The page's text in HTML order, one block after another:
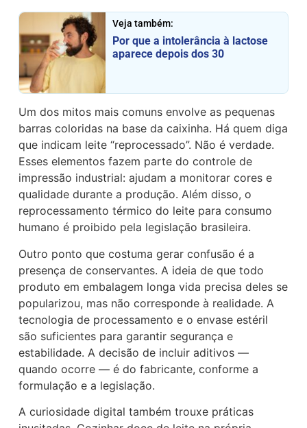
Veja também:
Por que a intolerância à lactose
aparece depois dos 30
Um dos mitos mais comuns envolve as pequenas
barras coloridas na base da caixinha. Há quem diga
que indicam leite “reprocessado”. Não é verdade.
Esses elementos fazem parte do controle de
impressão industrial: ajudam a monitorar cores e
qualidade durante a produção. Além disso, o
reprocessamento térmico do leite para consumo
humano é proibido pela legislação brasileira.
Outro ponto que costuma gerar confusão é a
presença de conservantes. A ideia de que todo
produto em embalagem longa vida precisa deles se
popularizou, mas não corresponde à realidade. A
tecnologia de processamento e o envase estéril
são suficientes para garantir segurança e
estabilidade. A decisão de incluir aditivos —
quando ocorre — é do fabricante, conforme a
formulação e a legislação.
A curiosidade digital também trouxe práticas